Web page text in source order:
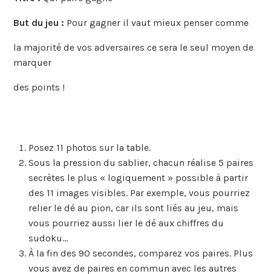
But du jeu : Pour gagner il vaut mieux penser comme
la majorité de vos adversaires ce sera le seul moyen de
marquer
des points !
Posez 11 photos sur la table.
Sous la pression du sablier, chacun réalise 5 paires
secrètes le plus « logiquement » possible à partir
des 11 images visibles. Par exemple, vous pourriez
relier le dé au pion, car ils sont liés au jeu, mais
vous pourriez aussi lier le dé aux chiffres du
sudoku…
À la fin des 90 secondes, comparez vos paires. Plus
vous avez de paires en commun avec les autres